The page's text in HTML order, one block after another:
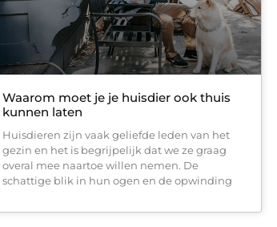
Waarom moet je je huisdier ook thuis
kunnen laten
Huisdieren zijn vaak geliefde leden van het
gezin en het is begrijpelijk dat we ze graag
overal mee naartoe willen nemen. De
schattige blik in hun ogen en de opwinding